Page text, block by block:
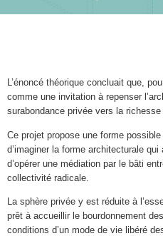
L’énoncé théorique concluait que,
comme une invitation à repenser
surabondance privée vers la
Ce projet propose une forme
d’imaginer la forme architecturale
d’opérer une médiation par le bâti
collectivité radicale.
La sphère privée y est réduite à
prêt à accueillir le bourdonnement
conditions d’un mode de vie libéré